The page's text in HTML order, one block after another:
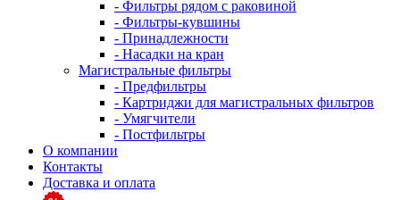
- Фильтры рядом с раковиной
- Фильтры-кувшины
- Принадлежности
- Насадки на кран
Магистральные фильтры
- Предфильтры
- Картриджи для магистральных фильтров
- Умягчители
- Постфильтры
О компании
Контакты
Доставка и оплата